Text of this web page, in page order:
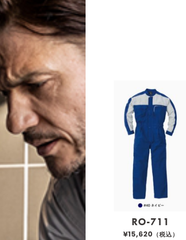
RO-711
¥15,620 （税込）